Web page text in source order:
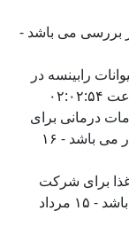
بررسی می باشد -
رابینسه در
درمانی برای
شرکت بیمه ایران در انتظار تائید ویراستار می باشد - ۱۶
برای شرکت
گیلان کشت در انتظار تائید ویراستار می باشد - ۱۵ مرداد